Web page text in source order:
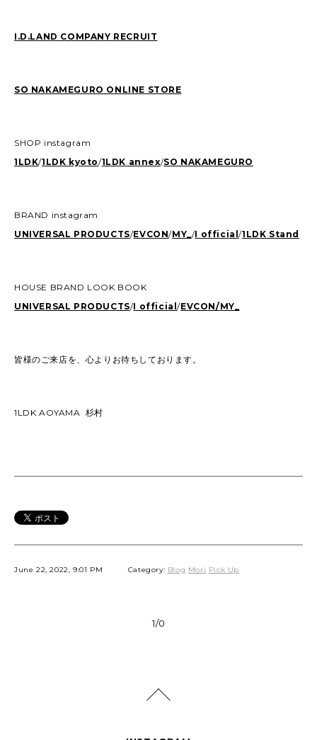
I.D.LAND COMPANY RECRUIT
SO NAKAMEGURO ONLINE STORE
SHOP instagram
1LDK/1LDK kyoto/1LDK annex/SO NAKAMEGURO
BRAND instagram
UNIVERSAL PRODUCTS/EVCON/MY_/I official/1LDK Stand
HOUSE BRAND LOOK BOOK
UNIVERSAL PRODUCTS/I official/EVCON/MY_
皆様のご来店を、心よりお待ちしております。
1LDK AOYAMA 杉村
June 22, 2022, 9:01 PM Category: Blog Mori Pick Up
1/0